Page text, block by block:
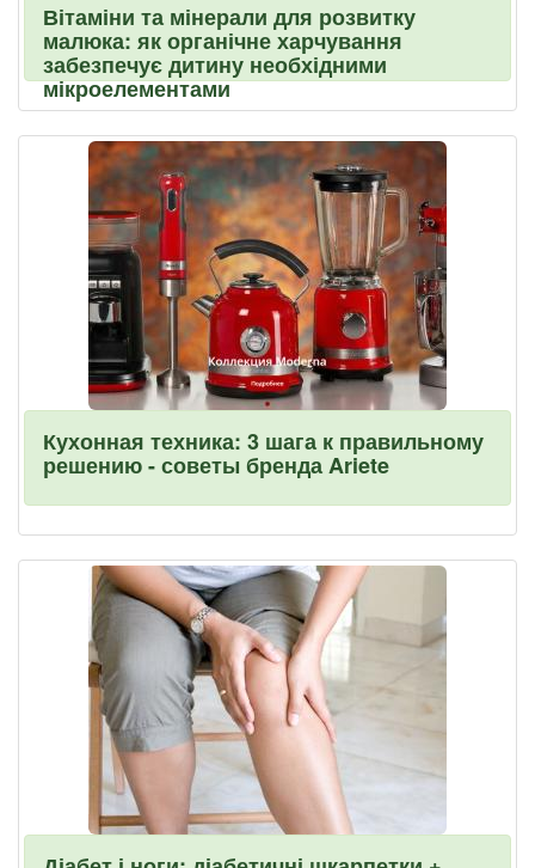
Вітаміни та мінерали для розвитку
малюка: як органічне харчування
забезпечує дитину необхідними
мікроелементами
Кухонная техника: 3 шага к правильному
решению - советы бренда Ariete